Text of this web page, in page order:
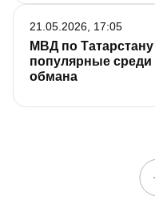
МВД по
популярные
обмана
21.05.2026, 17:05